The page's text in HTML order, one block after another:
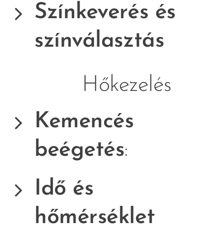
Színkeverés és
színválasztás
🔥 Hőkezelés
Kemencés
beégetés:
Idő és
hőmérséklet